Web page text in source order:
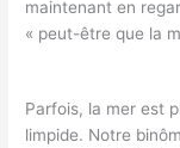
maintenant en
« peut-être que la
Parfois, la mer est
limpide. Notre